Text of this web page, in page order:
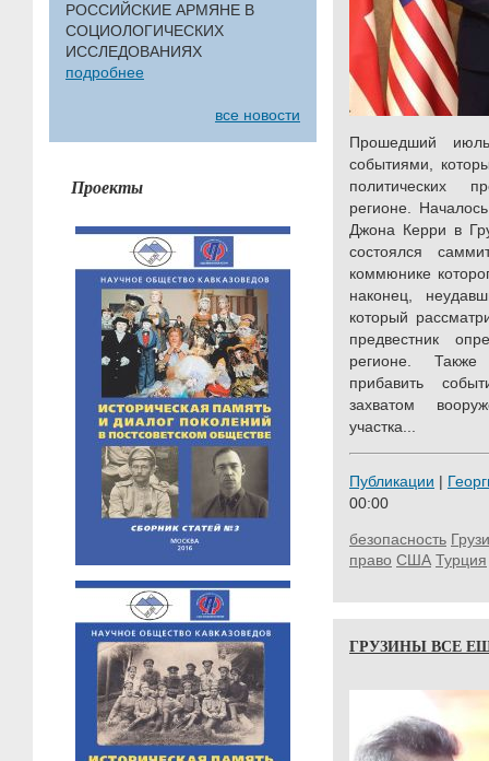
РОССИЙСКИЕ АРМЯНЕ В
СОЦИОЛОГИЧЕСКИХ
ИССЛЕДОВАНИЯХ
подробнее
все новости
Проекты
Прошедший
событиями,
политических
регионе.
Джона Керри в
состоялся
коммюнике
наконец,
который
предвестник
регионе.
прибавить
захватом
участка...
Публикации |
00:00
безопасность
право США Турция
ГРУЗИНЫ ВСЕ